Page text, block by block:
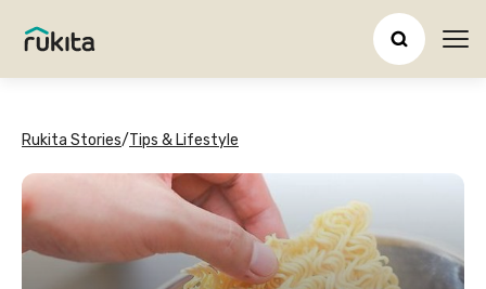
Rukita Stories/Tips & Lifestyle